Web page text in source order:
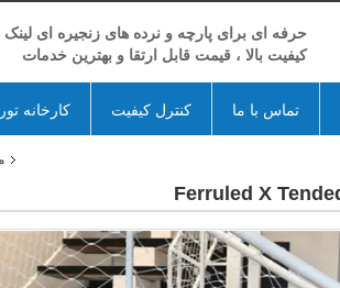
حرفه ای برای پارچه و نرده های زنجیره ای لینک
کیفیت بالا ، قیمت قابل ارتقا و بهترین خدمات
کارخانه تور کنترل کیفیت تماس با ما